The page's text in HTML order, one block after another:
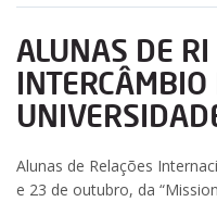
ALUNAS DE
Alunas de Relações
e 23 de outubro, da